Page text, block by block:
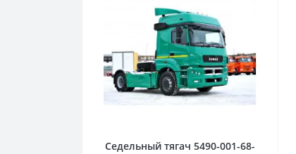
Седельный тягач 5490-001-68-